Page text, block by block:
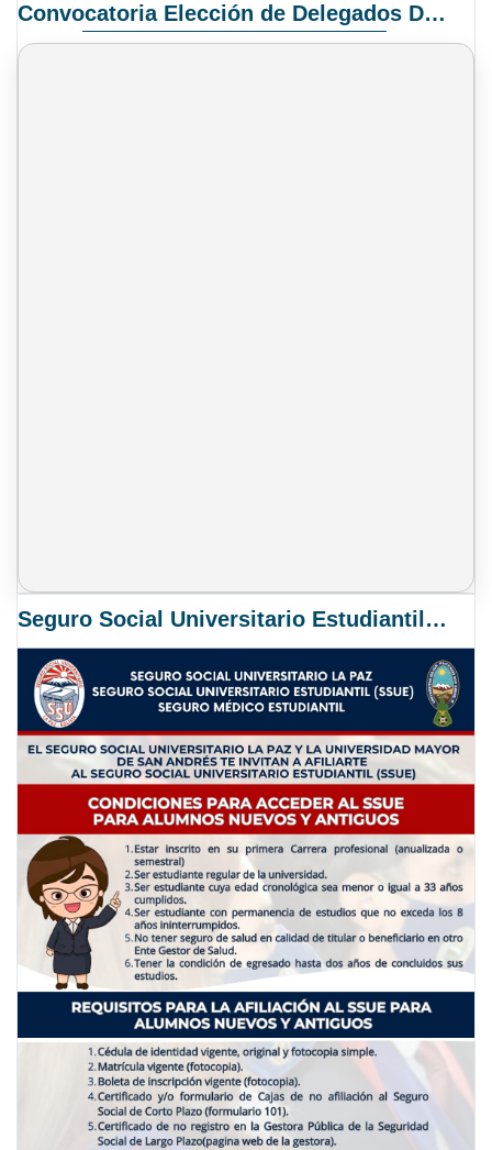
Convocatoria Elección de Delegados Docentes para el XIV Congreso Nacional de Universidades
Seguro Social Universitario Estudiantil SSUE